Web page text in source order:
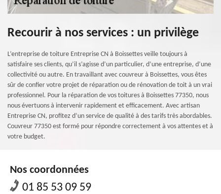
Recourir à nos services : un privilège
L’entreprise de toiture Entreprise CN à Boissettes veille toujours à
satisfaire ses clients, qu’il s’agisse d’un particulier, d’une entreprise, d’une
collectivité ou autre. En travaillant avec couvreur à Boissettes, vous êtes
sûr de confier votre projet de réparation ou de rénovation de toit à un vrai
professionnel. Pour la réparation de vos toitures à Boissettes 77350, nous
nous évertuons à intervenir rapidement et efficacement. Avec artisan
Entreprise CN, profitez d’un service de qualité à des tarifs très abordables.
Couvreur 77350 est formé pour répondre correctement à vos attentes et à
votre budget.
Nos coordonnées
01 85 53 09 59